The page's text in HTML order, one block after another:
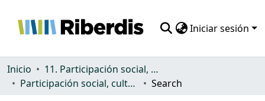
Iniciar sesión
Comunidades
Todo DSpace
Inicio
11. Participación social, cultural y política
Participación social, cultural y política
Search